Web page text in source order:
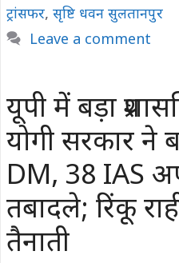
ट्रांसफर, सृष्टि धवन सुलतानपुर
Leave a comment
यूपी में बड़ा
योगी सरकार ने
DM, 38 IAS
तबादले; रिंकू
तैनाती